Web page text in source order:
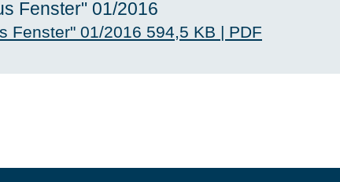
Fenster" 01/2016
Fenster" 01/2016 594,5 KB | PDF